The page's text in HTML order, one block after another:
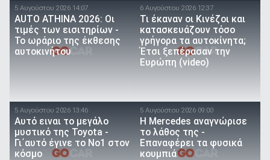
5 Αυγούστου 2026 14:07
AUTO ATHINA 2026: Οι
τιμές των εισιτηρίων -
Το ωράριο της έκθεσης
αυτοκινήτου
6 Αυγούστου 2026 12:37
Τι έκαναν οι Κινέζοι και
κατασκευάζουν τόσο
γρήγορα τα αυτοκίνητα;
Έτσι ξεπέρασαν την
Ευρώπη (video)
5 Αυγούστου 2026 13:46
Αυτό ειναι τo μεγάλο
μυστικό της Toyota -
Γι΄αυτό έγινε το Νο1 στον
κόσμο
5 Αυγούστου 2026 09:00
Η Mercedes αναγνώρισε
το λάθος της -
Επαναφέρει τα φυσικά
κουμπιά